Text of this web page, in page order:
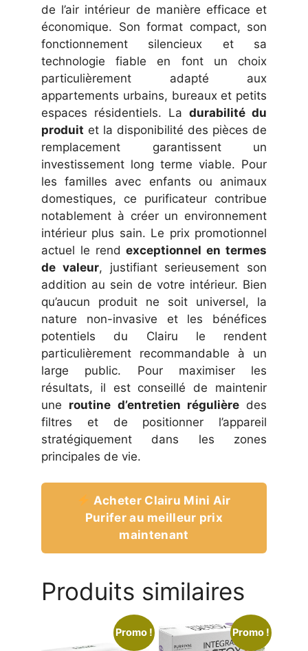
de l’air intérieur de manière efficace et
économique. Son format compact, son
fonctionnement silencieux et sa
technologie fiable en font un choix
particulièrement adapté aux
appartements urbains, bureaux et petits
espaces résidentiels. La durabilité du
produit et la disponibilité des pièces de
remplacement garantissent un
investissement long terme viable. Pour
les familles avec enfants ou animaux
domestiques, ce purificateur contribue
notablement à créer un environnement
intérieur plus sain. Le prix promotionnel
actuel le rendexceptionnel en termes
de valeur, justifiant serieusement son
addition au sein de votre intérieur. Bien
qu’aucun produit ne soit universel, la
nature non-invasive et les bénéfices
potentiels du Clairu le rendent
particulièrement recommandable à un
large public. Pour maximiser les
résultats, il est conseillé de maintenir
une routine d’entretien régulièredes
filtres et de positionner l’appareil
stratégiquement dans les zones
principales de vie.
Acheter Clairu Mini Air
Purifer au meilleur prix
maintenant
Produits similaires
Promo ! Promo !